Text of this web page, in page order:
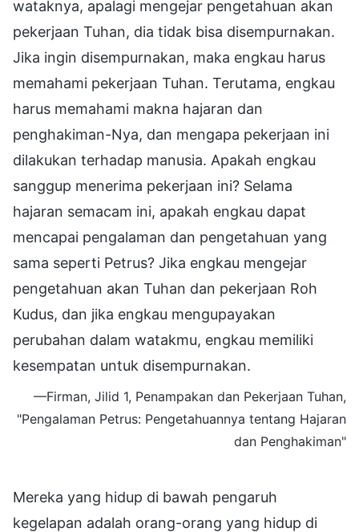
wataknya, apalagi mengejar pengetahuan akan
pekerjaan Tuhan, dia tidak bisa disempurnakan.
Jika ingin disempurnakan, maka engkau harus
memahami pekerjaan Tuhan. Terutama, engkau
harus memahami makna hajaran dan
penghakiman-Nya, dan mengapa pekerjaan ini
dilakukan terhadap manusia. Apakah engkau
sanggup menerima pekerjaan ini? Selama
hajaran semacam ini, apakah engkau dapat
mencapai pengalaman dan pengetahuan yang
sama seperti Petrus? Jika engkau mengejar
pengetahuan akan Tuhan dan pekerjaan Roh
Kudus, dan jika engkau mengupayakan
perubahan dalam watakmu, engkau memiliki
kesempatan untuk disempurnakan.
—Firman, Jilid 1, Penampakan dan Pekerjaan Tuhan,
"Pengalaman Petrus: Pengetahuannya tentang Hajaran
dan Penghakiman"
Mereka yang hidup di bawah pengaruh
kegelapan adalah orang-orang yang hidup di